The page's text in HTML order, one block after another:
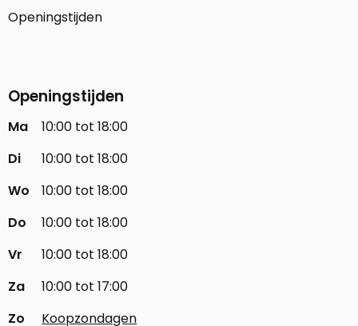
Openingstijden
Openingstijden
Ma
10:00 tot 18:00
Di
10:00 tot 18:00
Wo
10:00 tot 18:00
Do
10:00 tot 18:00
Vr
10:00 tot 18:00
Za
10:00 tot 17:00
Zo
Koopzondagen